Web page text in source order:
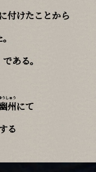
付けたことから
である。
うしゅう
州にて
る――